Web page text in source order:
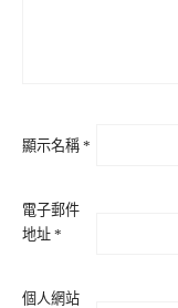
顯示名稱 *
電子郵件
地址 *
個人網站